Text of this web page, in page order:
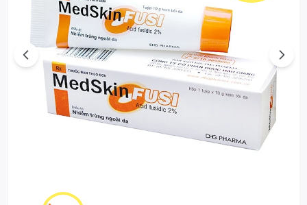
Previous Next